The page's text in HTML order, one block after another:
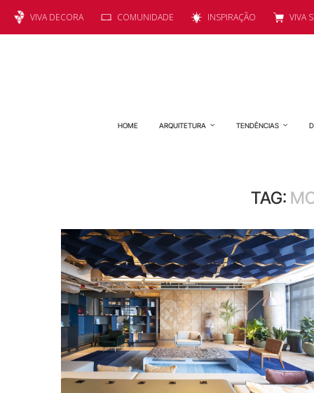
VIVA DECORA COMUNIDADE INSPIRAÇÃO VIVA
HOME ARQUITETURA TENDÊNCIAS
TAG: